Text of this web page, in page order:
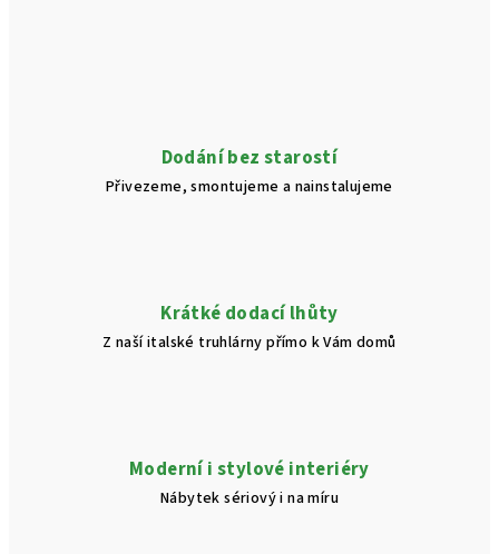
Dodání bez starostí
Přivezeme, smontujeme a nainstalujeme
Krátké dodací lhůty
Z naší italské truhlárny přímo k Vám domů
Moderní i stylové interiéry
Nábytek sériový i na míru